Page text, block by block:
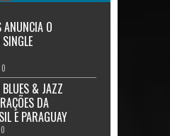
ANUNCIA O
0
& JAZZ
DA
E PARAGUAY
0